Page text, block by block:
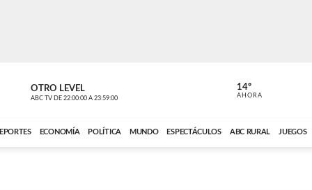
OTRO LEVEL
ABC TV DE 22:00:00 A 23:59:00 ABC CARDINAL
14º
AHORA
ECONOMÍA POLÍTICA MUNDO ESPECTÁCULOS ABC RURAL JUEGOS